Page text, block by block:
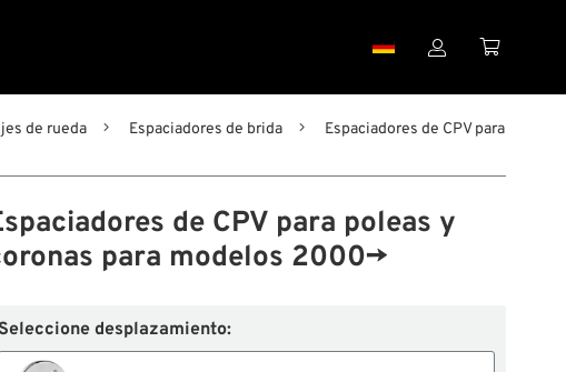
 
de rueda Espaciadores de brida
Espaciadores de CPV para
de CPV para poleas y
para modelos 2000→
desplazamiento: